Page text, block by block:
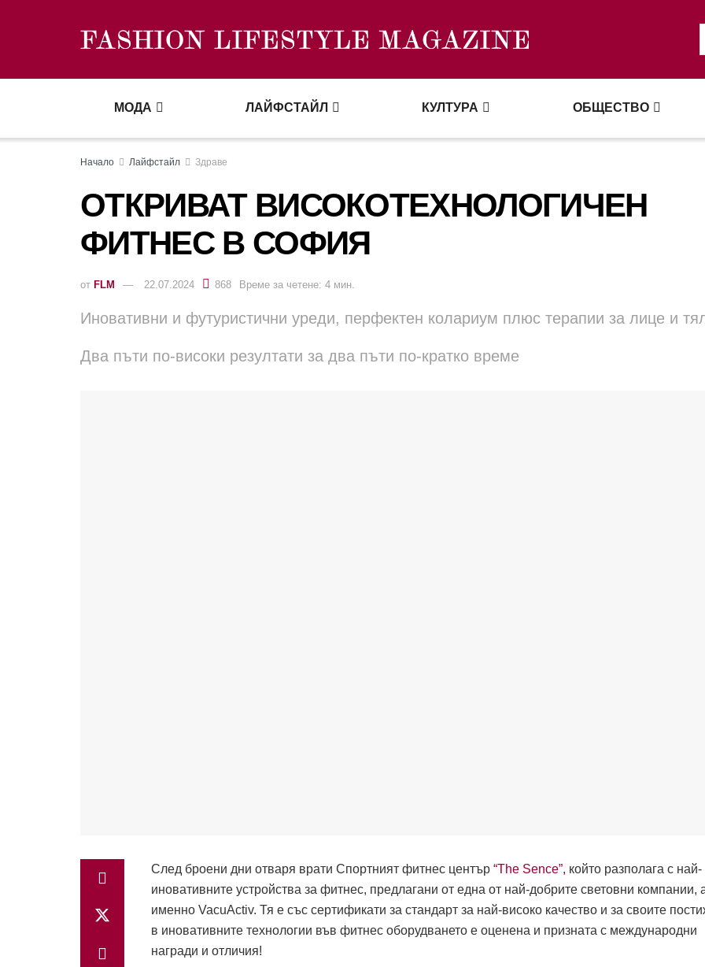
МОДА ЛАЙФСТАЙЛ КУЛТУРА ОБЩЕСТВО
Начало Лайфстайл Здраве
ОТКРИВАТ ВИСОКОТЕХНОЛОГИЧЕН
ФИТНЕС В СОФИЯ
от FLM 22.07.2024 868 Време за четене: 4 мин.
Иновативни и футуристични уреди, перфектен колариум плюс терапии за лице и
Два пъти по-високи резултати за два пъти по-кратко време
След броени дни отваря врати Спортният фитнес център “The Sence”, който разполага с най-
иновативните устройства за фитнес, предлагани от една от най-добрите световни компании,
именно VacuActiv. Тя е със сертификати за стандарт за най-високо качество и за своите
в иновативните технологии във фитнес оборудването е оценена и призната с международни
награди и отличия!